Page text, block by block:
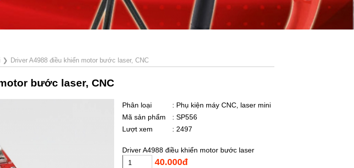
❯ Driver A4988 điều khiển motor bước laser, CNC
bước laser, CNC
Phân loại
: Phụ kiện máy CNC, laser mini
Mã sản phẩm
: SP556
Lượt xem
: 2497
Driver A4988 điều khiển motor bước laser
40.000đ